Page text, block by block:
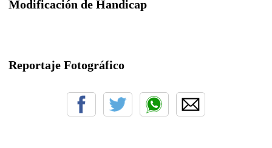
Modificación de Handicap
Reportaje Fotográfico